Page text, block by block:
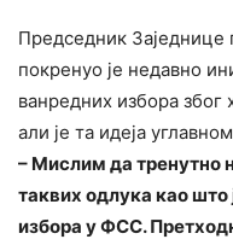
Председник Заједнице
покренуо је недавно
ванредних избора
али је та идеја
– Мислим да
таквих одлука као
избора у ФСС.